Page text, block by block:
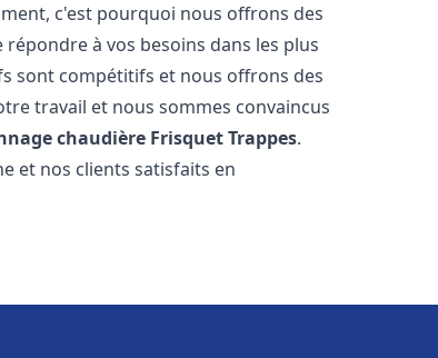
c'est pourquoi nous offrons des
à vos besoins dans les plus
sont compétitifs et nous offrons des
travail et nous sommes convaincus
chaudière FrisquetTrappes.
et nos clients satisfaits en